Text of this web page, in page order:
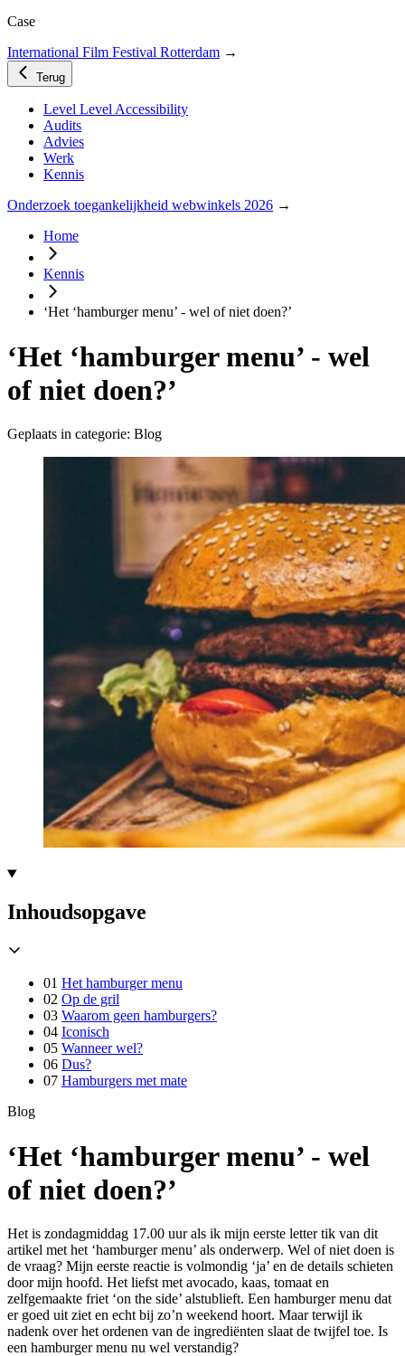
Case
International Film Festival Rotterdam →
Terug
Level Level Accessibility
Audits
Advies
Werk
Kennis
Onderzoek toegankelijkheid webwinkels 2026 →
Home
Kennis
‘Het ‘hamburger menu’ ­- wel of niet doen?’
‘Het ‘hamburger menu’ ­- wel
of niet doen?’
Geplaats in categorie: Blog
Inhoudsopgave
01 Het hamburger menu
02 Op de gril
03 Waarom geen hamburgers?
04 Iconisch
05 Wanneer wel?
06 Dus?
07 Hamburgers met mate
Blog
‘Het ‘hamburger menu’ ­- wel
of niet doen?’
Het is zondagmiddag 17.00 uur als ik mijn eerste letter tik van dit
artikel met het ‘hamburger menu’ als onderwerp. Wel of niet doen is
de vraag? Mijn eerste reactie is volmondig ‘ja’ en de details schieten
door mijn hoofd. Het liefst met avocado, kaas, tomaat en
zelfgemaakte friet ‘on the side’ alstublieft. Een hamburger menu dat
er goed uit ziet en echt bij zo’n weekend hoort. Maar terwijl ik
nadenk over het ordenen van de ingrediënten slaat de twijfel toe. Is
een hamburger­ menu nu wel verstandig?